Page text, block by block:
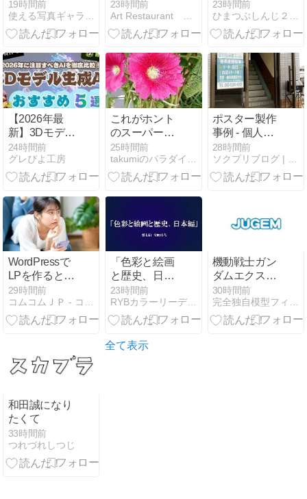
19時間前
23時間前
語
23時間前
【2026年最
新】3Dモデル
生成AIおすす
め5選｜
Tripo・Meshy
ド
24時間前
グレぴよ工房
これがホント
のスーパー・
エイト
25時間前
ポスター製作
事例 - 個人指
導塾受付ポス
ター
28時間前
WordPressで
LPを作るとき
の文章作成ポ
イント
29時間前
「色彩と絵画
と歴史、日本
編」講座は室
町時代へ
23時間前
RYBカラーリーディングで色を解く
機動戦士ガン
ダムエクスペ
ンダブルスSF
ー105ガンダ
ムエクスペン
30時間前
和田誠になり
たくて
33時間前
つれづれしつじ
全て表示